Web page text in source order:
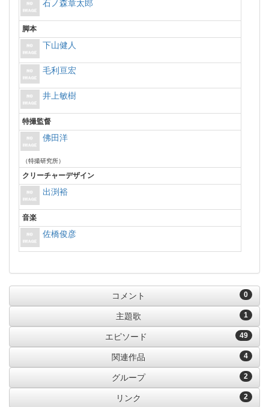
石ノ森章太郎
脚本
下山健人
毛利亘宏
井上敏樹
特撮監督
佛田洋
（特撮研究所）
クリーチャーデザイン
出渕裕
音楽
佐橋俊彦
0
コメント
1
主題歌
49
エピソード
4
関連作品
2
グループ
2
リンク